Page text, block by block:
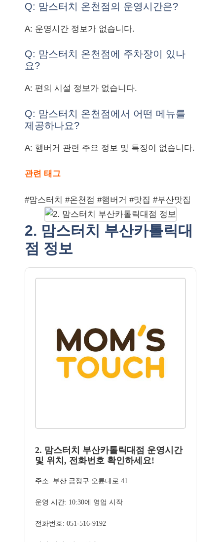
Q: 맘스터치 온천점의 운영시간은?
A: 운영시간 정보가 없습니다.
Q: 맘스터치 온천점에 주차장이 있나
요?
A: 편의 시설 정보가 없습니다.
Q: 맘스터치 온천점에서 어떤 메뉴를
제공하나요?
A: 햄버거 관련 주요 정보 및 특징이 없습니다.
관련 태그
#맘스터치 #온천점 #햄버거 #맛집 #부산맛집
2. 맘스터치 부산카톨릭대
점 정보
2. 맘스터치 부산카톨릭대점 운영시간
및 위치, 전화번호 확인하세요!
주소: 부산 금정구 오륜대로 41
운영 시간: 10:30에 영업 시작
전화번호: 051-516-9192